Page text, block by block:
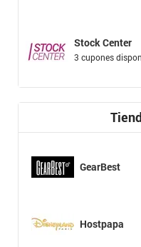
Stock Center
3 cupones
GearBest
Hostpapa